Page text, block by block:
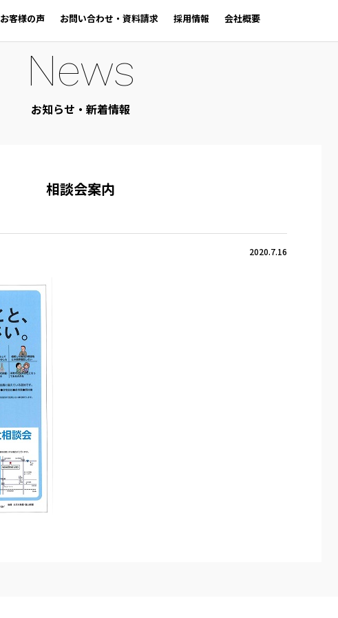
お客様の声 お問い合わせ・資料請求 採用情報 会社概要
News
お知らせ・新着情報
相談会案内
2020.7.16